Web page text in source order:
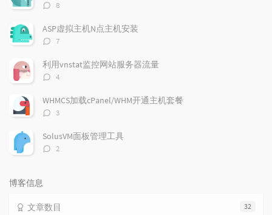
评
数：
8
ASP虚拟主机N点主机安装
评
数：
7
利用vnstat监控网站服务器流量
评
数：
4
WHMCS加载cPanel/WHM开通主机套餐
评
数：
3
SolusVM面板管理工具
评
2
博客信息
32
文章数目